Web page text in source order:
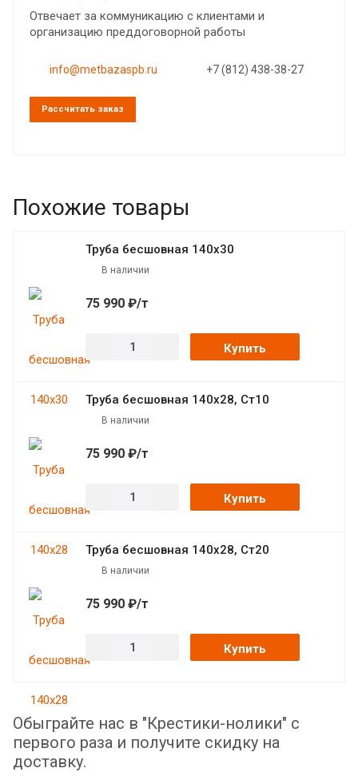
Отвечает за коммуникацию с клиентами и
организацию преддоговорной работы
info@metbazaspb.ru +7 (812) 438-38-27
Рассчитать заказ
Похожие товары
Труба бесшовная 140х30
В наличии
75 990 ₽/т
Купить
Труба бесшовная 140х28, Ст10
В наличии
75 990 ₽/т
Купить
Труба бесшовная 140х28, Ст20
В наличии
75 990 ₽/т
Купить
Обыграйте нас в "Крестики-нолики" с
первого раза и получите скидку на
доставку.